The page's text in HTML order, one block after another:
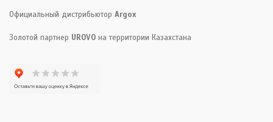
Официальный дистрибьютор Argox
Золотой партнер UROVO на территории Казахстана